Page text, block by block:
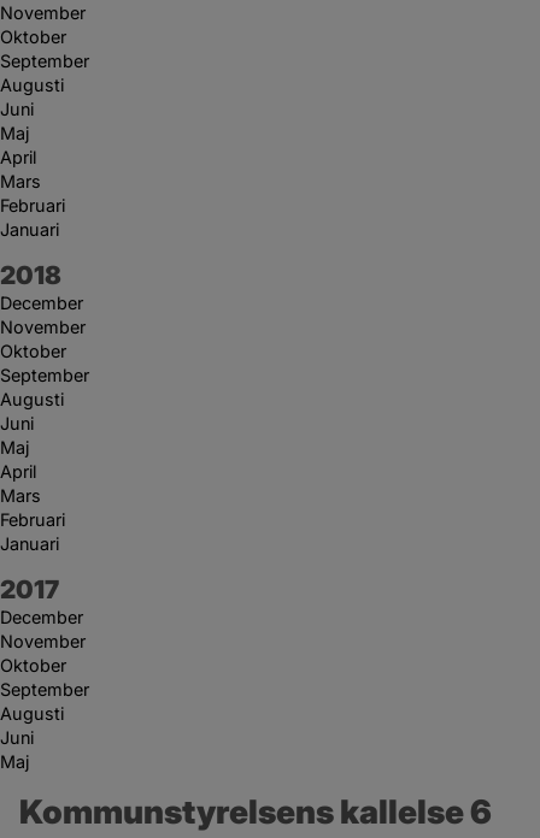
November
Oktober
September
Augusti
Juni
Maj
April
Mars
Februari
Januari
År:
2018
December
November
Oktober
September
Augusti
Juni
Maj
April
Mars
Februari
Januari
År:
2017
December
November
Oktober
September
Augusti
Juni
Maj
Kommunstyrelsens kallelse 6